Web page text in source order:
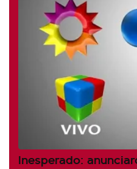
Inesperado: